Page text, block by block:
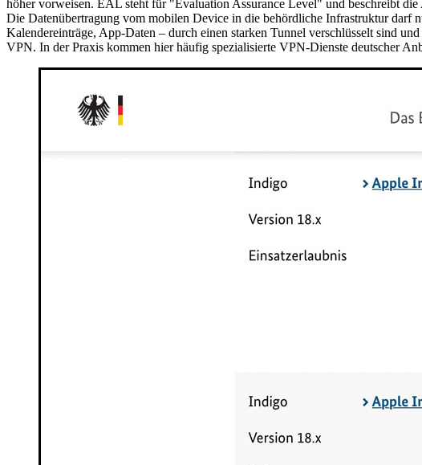
höher vorweisen. EAL steht für "Evaluation Assurance Level" und beschreibt
Die Datenübertragung vom mobilen Device in die behördliche Infrastruktur darf
Kalendereinträge, App-Daten – durch einen starken Tunnel verschlüsselt sind
VPN. In der Praxis kommen hier häufig spezialisierte VPN-Dienste deutscher